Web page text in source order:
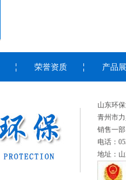
荣誉资质 产品
山东环
青州市
销售一部
电话：
地址：